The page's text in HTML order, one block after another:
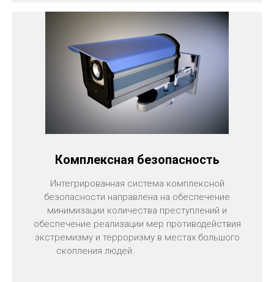
Комплексная безопасность
Интегрированная система комплексной
безопасности направлена на обеспечение
минимизации количества преступлений и
обеспечение реализации мер противодействия
экстремизму и терроризму в местах большого
скопления людей.